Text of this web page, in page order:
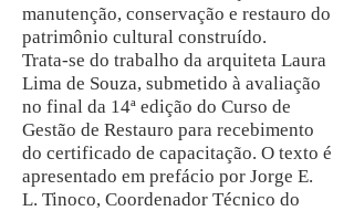
manutenção, conservação e restauro do
patrimônio cultural construído.
Trata-se do trabalho da arquiteta Laura
Lima de Souza, submetido à avaliação
no final da 14ª edição do Curso de
Gestão de Restauro para recebimento
do certificado de capacitação. O texto é
apresentado em prefácio por Jorge E.
L. Tinoco, Coordenador Técnico do